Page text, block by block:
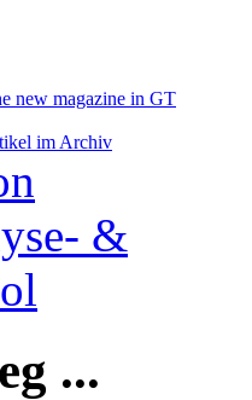
new magazine in GT
im Archiv
...